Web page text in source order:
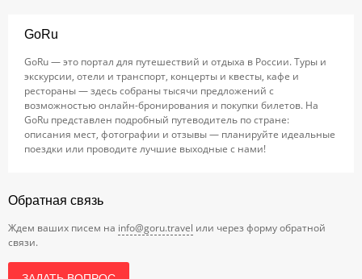
GoRu
GoRu — это портал для путешествий и отдыха в России. Туры и
экскурсии, отели и транспорт, концерты и квесты, кафе и
рестораны — здесь собраны тысячи предложений с
возможностью онлайн-бронирования и покупки билетов. На
GoRu представлен подробный путеводитель по стране:
описания мест, фотографии и отзывы — планируйте идеальные
поездки или проводите лучшие выходные с нами!
Обратная связь
Ждем ваших писем на info@goru.travel или через форму обратной
связи.